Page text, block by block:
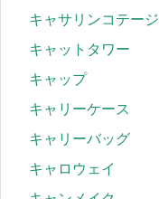
キャサリンコテージ
キャットタワー
キャップ
キャリーケース
キャリーバッグ
キャロウェイ